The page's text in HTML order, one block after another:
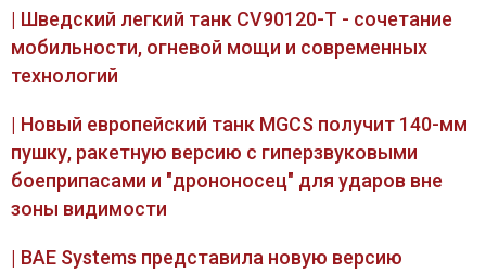
| Шведский легкий танк CV90120-T - сочетание
мобильности, огневой мощи и современных
технологий
| Новый европейский танк MGCS получит 140-мм
пушку, ракетную версию с гиперзвуковыми
боеприпасами и "дрононосец" для ударов вне
зоны видимости
| BAE Systems представила новую версию